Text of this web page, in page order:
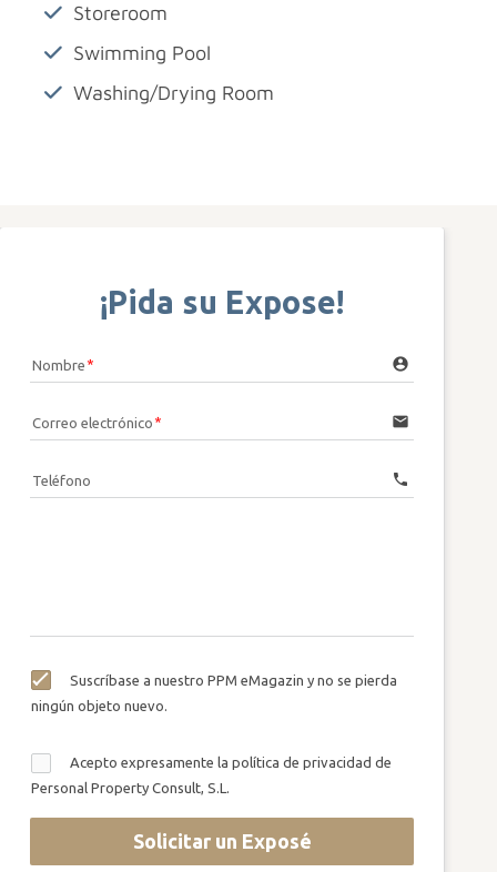
Storeroom
Swimming Pool
Washing/Drying Room
¡Pida su Expose!
Nombre account_circle
Correo electrónico email
Teléfono call
Suscríbase a nuestro PPM eMagazin y no se pierda
ningún objeto nuevo.
Acepto expresamente la política de privacidad de
Personal Property Consult, S.L.
Solicitar un Exposé